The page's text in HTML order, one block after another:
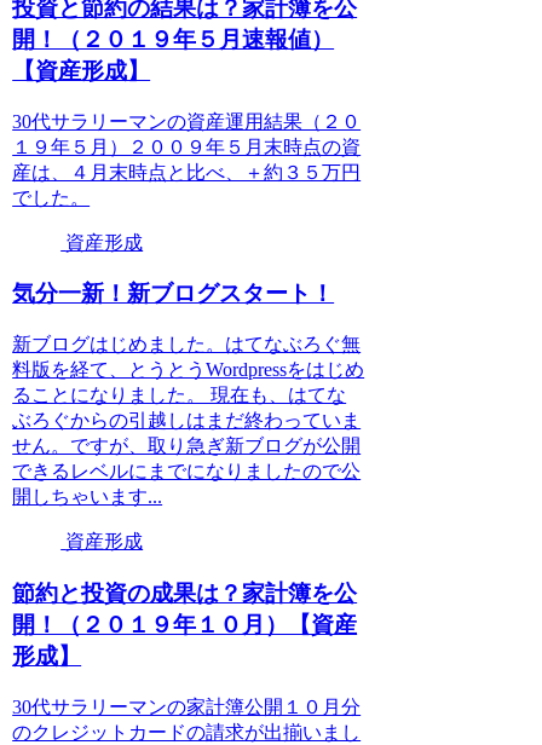
投資と節約の結果は？家計簿を公
開！（２０１９年５月速報値）
【資産形成】
30代サラリーマンの資産運用結果（２０
１９年５月）２００９年５月末時点の資
産は、４月末時点と比べ、＋約３５万円
でした。
資産形成
気分一新！新ブログスタート！
新ブログはじめました。はてなぶろぐ無
料版を経て、とうとうWordpressをはじめ
ることになりました。 現在も、はてな
ぶろぐからの引越しはまだ終わっていま
せん。ですが、取り急ぎ新ブログが公開
できるレベルにまでになりましたので公
開しちゃいます...
資産形成
節約と投資の成果は？家計簿を公
開！（２０１９年１０月）【資産
形成】
30代サラリーマンの家計簿公開１０月分
のクレジットカードの請求が出揃いまし